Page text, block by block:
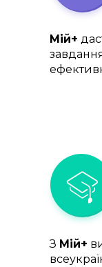
Мій+
З Мій+